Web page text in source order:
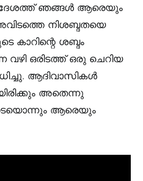
ഞങ്ങൾ ആരെയും
നിശബ്ദതയെ
കാറിന്റെ ശബ്ദം
ഒരിടത്ത് ഒരു ചെറിയ
ആദിവാസികൾ
അതെന്നു
ആരെയും